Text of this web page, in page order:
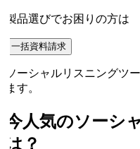
品選びでお困りの方は
一括資料請求
ーシャルリスニングツー
す。
人気のソーシャ
？